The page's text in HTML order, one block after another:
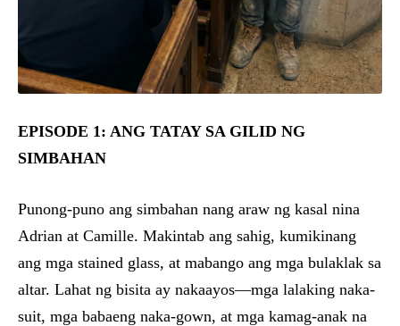
EPISODE 1: ANG TATAY SA GILID NG
SIMBAHAN
Punong-puno ang simbahan nang araw ng kasal nina
Adrian at Camille. Makintab ang sahig, kumikinang
ang mga stained glass, at mabango ang mga bulaklak sa
altar. Lahat ng bisita ay nakaayos—mga lalaking naka-
suit, mga babaeng naka-gown, at mga kamag-anak na